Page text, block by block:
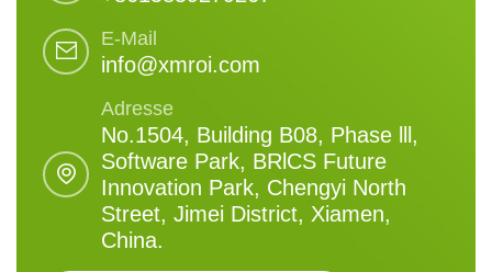
E-Mail
info@xmroi.com
Adresse
No.1504, Building B08, Phase lll,
Software Park, BRlCS Future
Innovation Park, Chengyi North
Street, Jimei District, Xiamen,
China.